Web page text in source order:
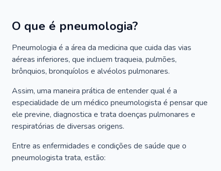
O que é pneumologia?
Pneumologia é a área da medicina que cuida das vias
aéreas inferiores, que incluem traqueia, pulmões,
brônquios, bronquíolos e alvéolos pulmonares.
Assim, uma maneira prática de entender qual é a
especialidade de um médico pneumologista é pensar que
ele previne, diagnostica e trata doenças pulmonares e
respiratórias de diversas origens.
Entre as enfermidades e condições de saúde que o
pneumologista trata, estão: